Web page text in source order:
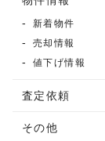
新着物件
売却情報
値下げ情報
査定依頼
その他